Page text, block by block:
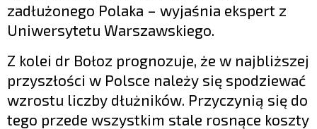
zadłużonego Polaka – wyjaśnia ekspert z
Uniwersytetu Warszawskiego.
Z kolei dr Bołoz prognozuje, że w najbliższej
przyszłości w Polsce należy się spodziewać
wzrostu liczby dłużników. Przyczynią się do
tego przede wszystkim stale rosnące koszty